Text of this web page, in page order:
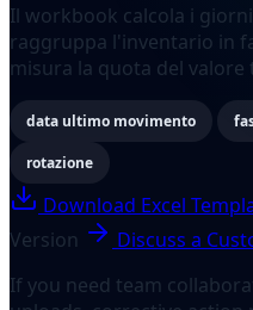
Il workbook calcola i
raggruppa l'inventario in
misura la quota del
data ultimo movimento
rotazione
Download Excel
Version
Discuss a
If you need team